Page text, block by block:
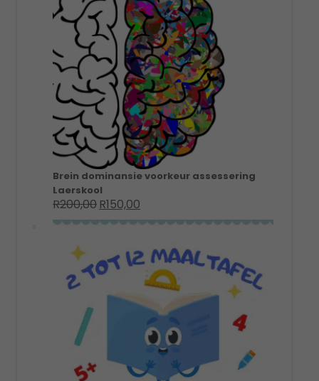
Brein dominansie voorkeur assessering
Laerskool
R200,00 Original
price
R150,00
price
R150,00.